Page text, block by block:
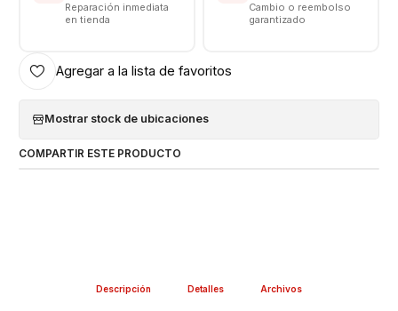
Reparación inmediata
en tienda
Cambio o reembolso
garantizado
Agregar a la lista de favoritos
Mostrar stock de ubicaciones
COMPARTIR ESTE PRODUCTO
Descripción Detalles Archivos